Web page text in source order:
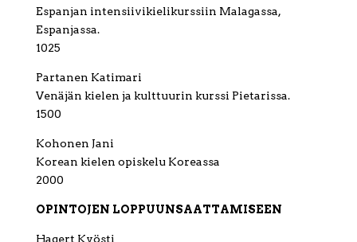
Espanjan intensiivikielikurssiin Malagassa,
Espanjassa.
1025
Partanen Katimari
Venäjän kielen ja kulttuurin kurssi Pietarissa.
1500
Kohonen Jani
Korean kielen opiskelu Koreassa
2000
OPINTOJEN LOPPUUNSAATTAMISEEN
Hagert Kyösti